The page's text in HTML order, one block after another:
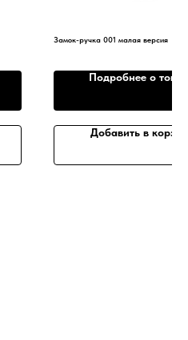
Замок-ручка 001 малая версия
Подробнее о
Добавить в